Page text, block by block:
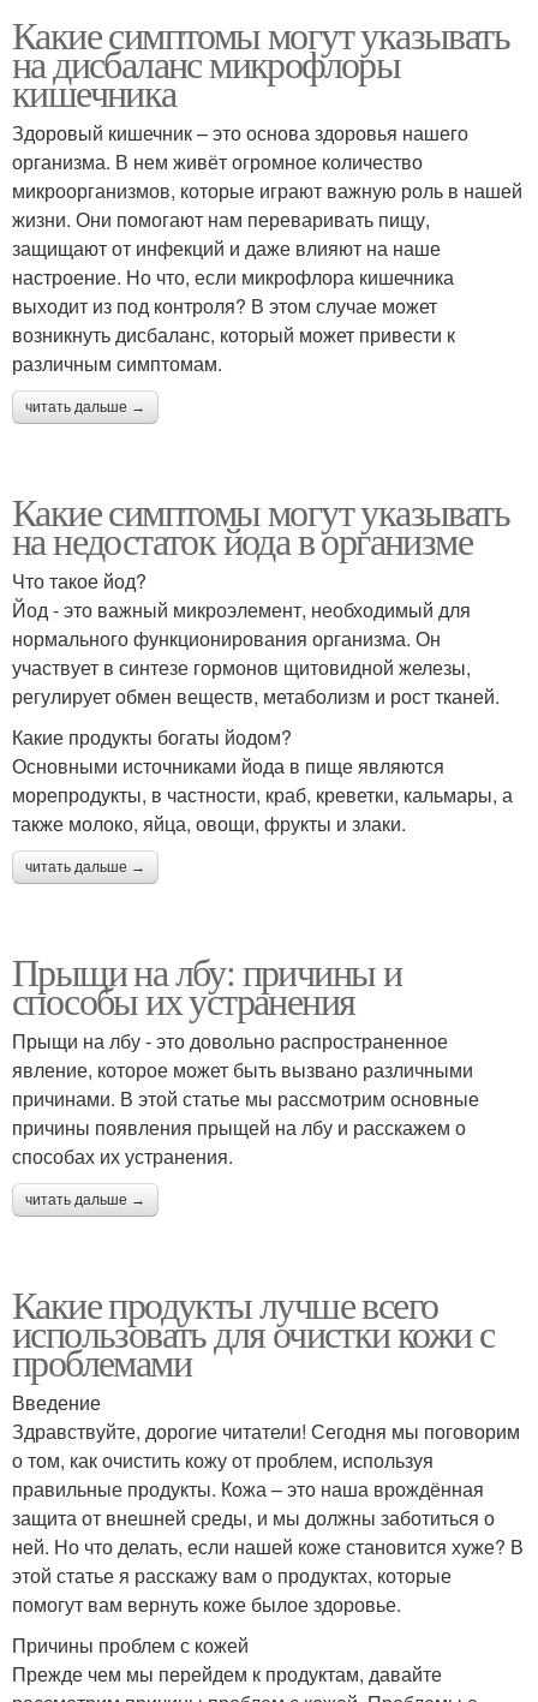
Какие симптомы могут указывать
на дисбаланс микрофлоры
кишечника
Здоровый кишечник – это основа здоровья нашего
организма. В нем живёт огромное количество
микроорганизмов, которые играют важную роль в нашей
жизни. Они помогают нам переваривать пищу,
защищают от инфекций и даже влияют на наше
настроение. Но что, если микрофлора кишечника
выходит из под контроля? В этом случае может
возникнуть дисбаланс, который может привести к
различным симптомам.
читать дальше →
Какие симптомы могут указывать
на недостаток йода в организме
Что такое йод?
Йод - это важный микроэлемент, необходимый для
нормального функционирования организма. Он
участвует в синтезе гормонов щитовидной железы,
регулирует обмен веществ, метаболизм и рост тканей.
Какие продукты богаты йодом?
Основными источниками йода в пище являются
морепродукты, в частности, краб, креветки, кальмары, а
также молоко, яйца, овощи, фрукты и злаки.
читать дальше →
Прыщи на лбу: причины и
способы их устранения
Прыщи на лбу - это довольно распространенное
явление, которое может быть вызвано различными
причинами. В этой статье мы рассмотрим основные
причины появления прыщей на лбу и расскажем о
способах их устранения.
читать дальше →
Какие продукты лучше всего
использовать для очистки кожи с
проблемами
Введение
Здравствуйте, дорогие читатели! Сегодня мы поговорим
о том, как очистить кожу от проблем, используя
правильные продукты. Кожа – это наша врождённая
защита от внешней среды, и мы должны заботиться о
ней. Но что делать, если нашей коже становится хуже? В
этой статье я расскажу вам о продуктах, которые
помогут вам вернуть коже былое здоровье.
Причины проблем с кожей
Прежде чем мы перейдем к продуктам, давайте